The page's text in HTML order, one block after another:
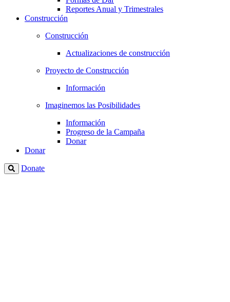
Reportes Anual y Trimestrales
Construcción
Construcción
Actualizaciones de construcción
Proyecto de Construcción
Información
Imaginemos las Posibilidades
Información
Progreso de la Campaña
Donar
Donar
Donate